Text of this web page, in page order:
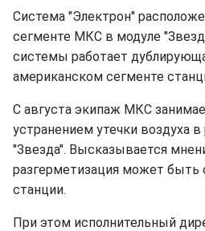
Система "Электрон"
сегменте МКС в модуле
системы работает
американском сегменте
С августа экипаж МКС
устранением утечки воздуха
"Звезда". Высказывается
разгерметизация может быть
станции.
При этом исполнительный